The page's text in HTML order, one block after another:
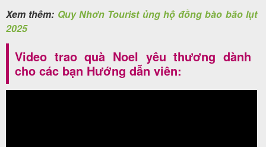
Xem thêm: Quy Nhơn Tourist ủng hộ đồng bào bão lụt
2025
Video trao quà Noel yêu thương dành
cho các bạn Hướng dẫn viên: